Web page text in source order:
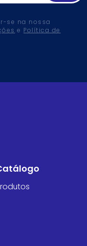
se na nossa
e Política de